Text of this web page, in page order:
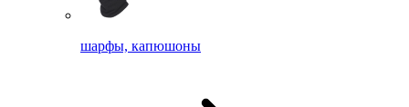
шарфы, капюшоны